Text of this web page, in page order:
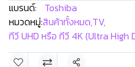
แบรนด์:
Toshiba
หมวดหมู่:สินค้าทั้งหมด,TV,
ทีวี UHD หรือ ทีวี 4K (Ultra High